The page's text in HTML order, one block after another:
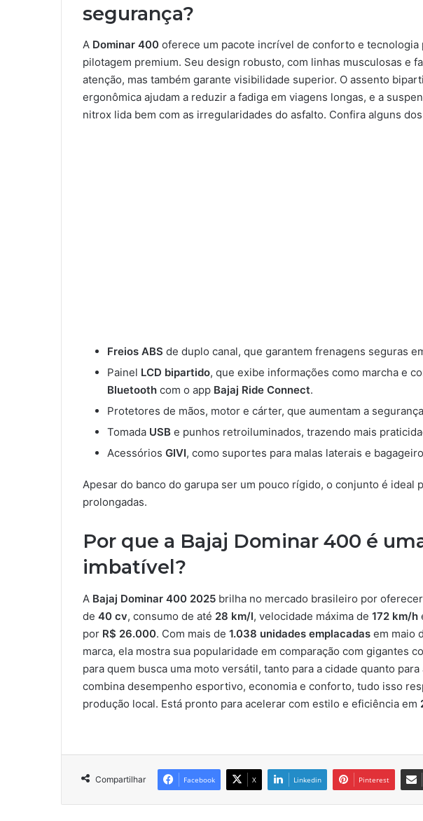
segurança?
A Dominar 400 oferece um pacote incrível de conforto e tecnologia
pilotagem premium. Seu design robusto, com linhas musculosas e
atenção, mas também garante visibilidade superior. O assento
ergonômica ajudam a reduzir a fadiga em viagens longas, e a
nitrox lida bem com as irregularidades do asfalto. Confira alguns
Freios ABS de duplo canal, que garantem frenagens seguras
Painel LCD bipartido, que exibe informações como marcha e
Bluetooth com o app Bajaj Ride Connect.
Protetores de mãos, motor e cárter, que aumentam a
Tomada USB e punhos retroiluminados, trazendo mais
Acessórios GIVI, como suportes para malas laterais e
Apesar do banco do garupa ser um pouco rígido, o conjunto é ideal
prolongadas.
Por que a Bajaj Dominar 400 é
imbatível?
A Bajaj Dominar 400 2025 brilha no mercado brasileiro por
de 40 cv, consumo de até 28 km/l, velocidade máxima de 172 km/h
por R$ 26.000. Com mais de 1.038 unidades emplacadas em maio
marca, ela mostra sua popularidade em comparação com gigantes
para quem busca uma moto versátil, tanto para a cidade quanto para
combina desempenho esportivo, economia e conforto, tudo isso
produção local. Está pronto para acelerar com estilo e eficiência em
Compartilhar Facebook X Linkedin Pinterest